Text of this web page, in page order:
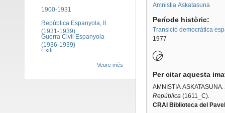
Amnistia Askatasuna
Període històric:
Transició democràtica
1977
Per citar aquesta
AMNISTIA ASKATASUNA.
República(1611_C).
CRAI Biblioteca del
1900-1931
República Espanyola, II
(1931-1939)
Guerra Civil Espanyola
(1936-1939)
Exili
Veure més